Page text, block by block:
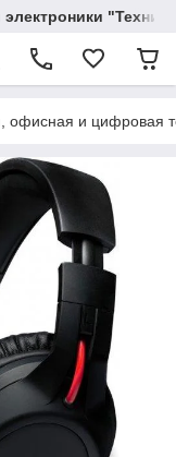
офисная и цифровая